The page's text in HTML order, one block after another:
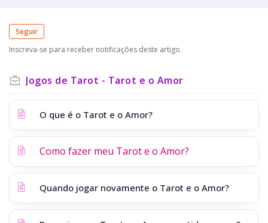
Seguir
Inscreva-se para receber notificações deste artigo.
Jogos de Tarot - Tarot e o Amor
O que é o Tarot e o Amor?
Como fazer meu Tarot e o Amor?
Quando jogar novamente o Tarot e o Amor?